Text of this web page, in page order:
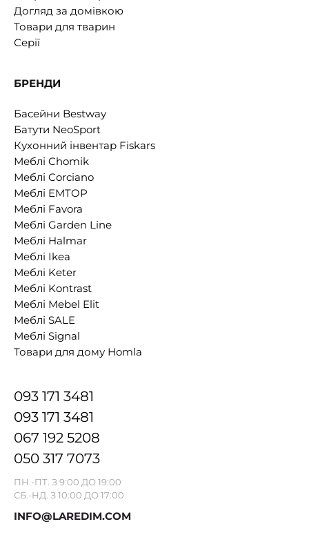
Догляд за домівкою
Товари для тварин
Серії
БРЕНДИ
Басейни Bestway
Батути NeoSport
Кухонний інвентар Fiskars
Меблі Chomik
Меблі Corciano
Меблі EMTOP
Меблі Favora
Меблі Garden Line
Меблі Halmar
Меблі Ikea
Меблі Keter
Меблі Kontrast
Меблі Mebel Elit
Меблі SALE
Меблі Signal
Товари для дому Homla
093 171 3481
093 171 3481
067 192 5208
050 317 7073
ПН.-ПТ. З 9:00 ДО 19:00
СБ.-НД. З 10:00 ДО 17:00
INFO@LAREDIM.COM